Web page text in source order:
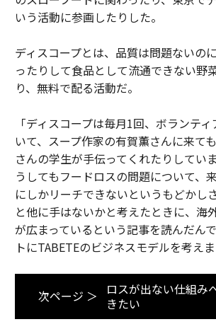
いう活動に参画したりした。
ディスコープとは、品質は問題ないの
ったりして食品として流通できない野
り、無料で配る活動だ。
「ディスコープは毎月1回、ボランテ
いて、スープ作家の有賀薫さんに来て
さんの学生が手伝ってくれたりしてい
うしてもフードロスの問題について、
にしかリーチできないというもどかし
と他に手はないかと考えたときに、海
が広まっているという記事を読んだん
トにTABETEのビジネスモデルを考えま
次ページ ＞
ロスが出ない仕組み
きたい